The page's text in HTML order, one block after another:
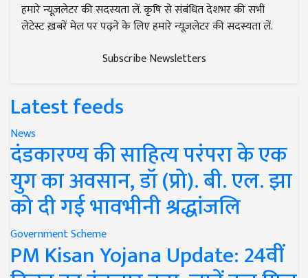
हमारे न्यूज़लेटर की सदस्यता लें. कृषि से संबंधित देशभर की सभी
लेटेस्ट ख़बरें मेल पर पढ़ने के लिए हमारे न्यूज़लेटर की सदस्यता लें.
Subscribe Newsletters
Latest feeds
News
दंडकारण्य की साहित्य परंपरा के एक
युग का अवसान, डॉ (प्रो). बी. एल. झा
को दी गई भावभीनी श्रद्धांजलि
Government Scheme
PM Kisan Yojana Update: 24वीं